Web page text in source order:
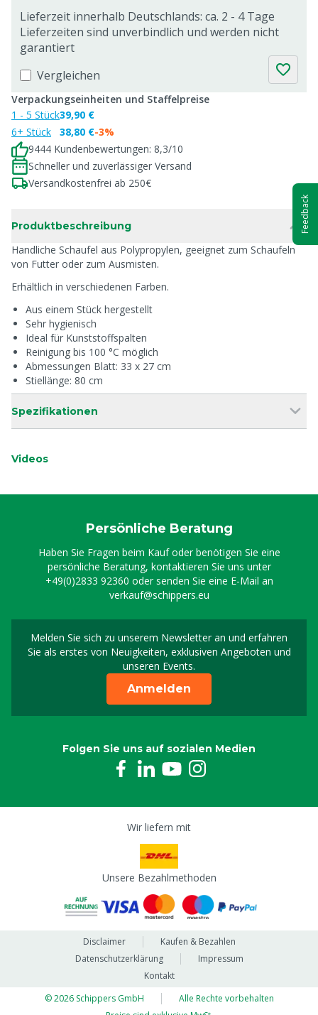
Lieferzeit innerhalb Deutschlands: ca. 2 - 4 Tage
Lieferzeiten sind unverbindlich und werden nicht
garantiert
Vergleichen
Verpackungseinheiten und Staffelpreise
1 - 5 Stück
6+ Stück
39,90 €
38,80 €-3%
9444 Kundenbewertungen: 8,3/10
Schneller und zuverlässiger Versand
Versandkostenfrei ab 250€
Produktbeschreibung
Handliche Schaufel aus Polypropylen, geeignet zum Schaufeln
von Futter oder zum Ausmisten.
Erhältlich in verschiedenen Farben.
Aus einem Stück hergestellt
Sehr hygienisch
Ideal für Kunststoffspalten
Reinigung bis 100 °C möglich
Abmessungen Blatt: 33 x 27 cm
Stiellänge: 80 cm
Spezifikationen
Videos
Persönliche Beratung
Haben Sie Fragen beim Kauf oder benötigen Sie eine
persönliche Beratung, kontaktieren Sie uns unter
+49(0)2833 92360 oder senden Sie eine E-Mail an
verkauf@schippers.eu
Melden Sie sich zu unserem Newsletter an und erfahren
Sie als erstes von Neuigkeiten, exklusiven Angeboten und
unseren Events.
Melden Sie sich für
Anmelden
Folgen Sie uns auf sozialen Medien
Wir liefern mit
Unsere Bezahlmethoden
Disclaimer
Kaufen & Bezahlen
Datenschutzerklärung
Impressum
Kontakt
© 2026 Schippers GmbH
Alle Rechte vorbehalten
Feedback